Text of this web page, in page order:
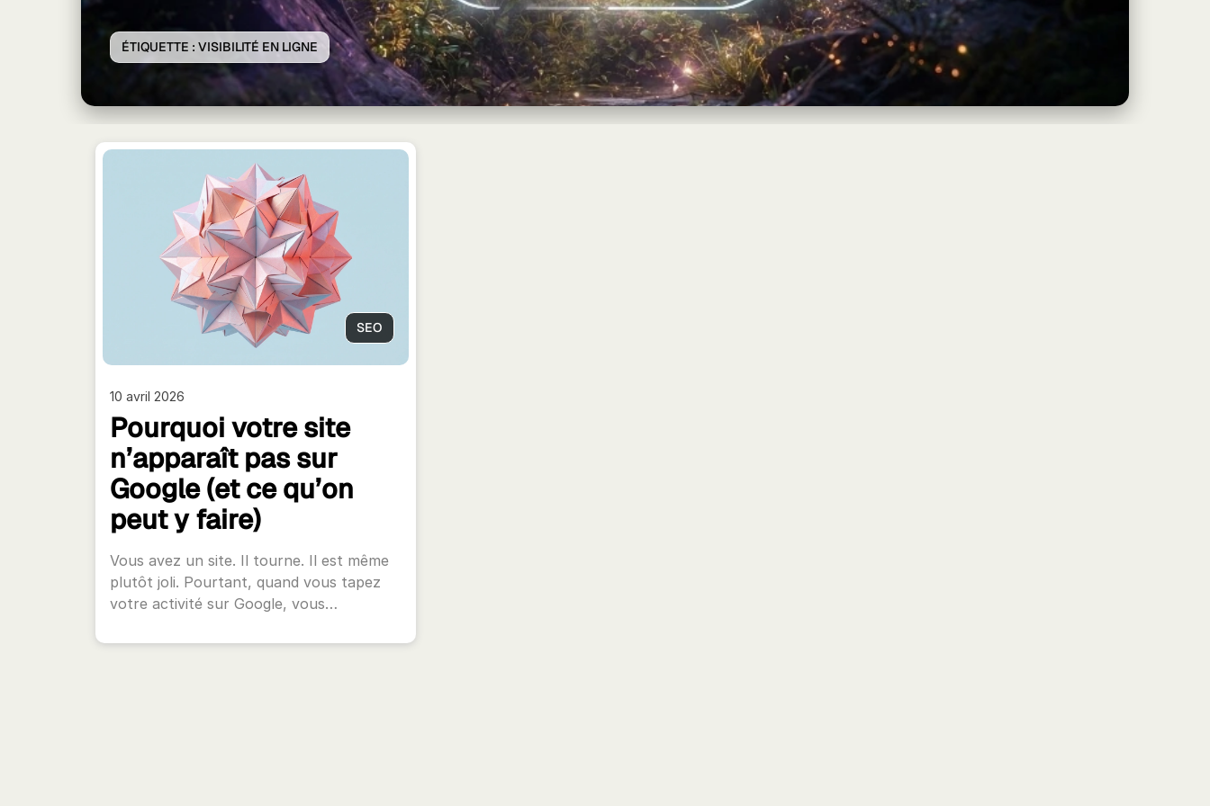
ÉTIQUETTE : VISIBILITÉ EN LIGNE
SEO
10 avril 2026
Pourquoi votre site
n’apparaît pas sur
Google (et ce qu’on
peut y faire)
Vous avez un site. Il tourne. Il est même
plutôt joli. Pourtant, quand vous tapez
votre activité sur Google, vous…